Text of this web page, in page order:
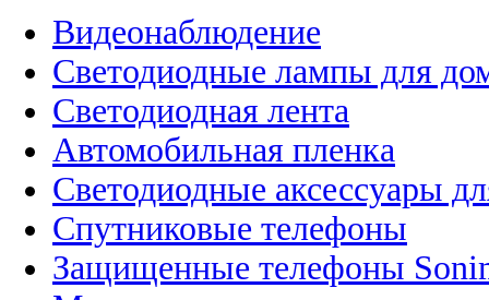
Видеонаблюдение
Светодиодные лампы для
Светодиодная лента
Автомобильная пленка
Светодиодные аксессуары
Спутниковые телефоны
Защищенные телефоны